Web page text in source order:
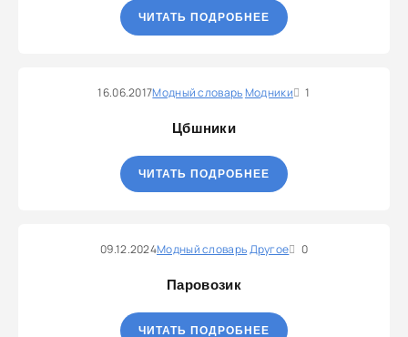
ЧИТАТЬ ПОДРОБНЕЕ
16.06.2017Модный словарьМодники 1
Цбшники
ЧИТАТЬ ПОДРОБНЕЕ
09.12.2024Модный словарьДругое 0
Паровозик
ЧИТАТЬ ПОДРОБНЕЕ